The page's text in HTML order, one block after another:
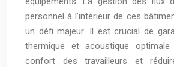
personnel à l’intérieur de ces
un défi majeur. Il est crucial de
thermique et acoustique
confort des travailleurs et